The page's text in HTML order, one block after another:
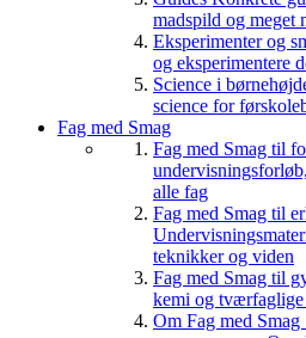
madspild og meget
Eksperimenter og
og eksperimentere
Science i
science for
Fag med Smag
Fag med Smag til
alle fag
Fag med Smag til
teknikker og viden
Fag med Smag til
kemi og tværfaglige
Om Fag med Smag